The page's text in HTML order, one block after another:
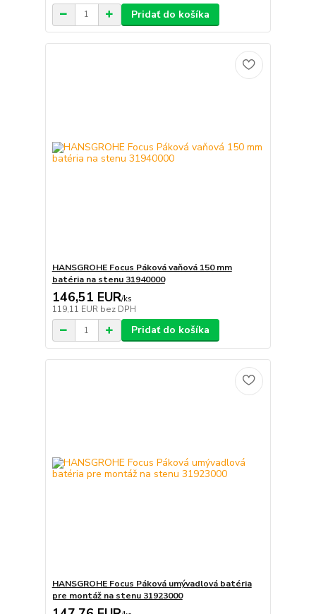
Pridať do košíka
HANSGROHE Focus Páková vaňová 150 mm
batéria na stenu 31940000
146,51 EUR/ks
119,11 EUR bez DPH
Pridať do košíka
HANSGROHE Focus Páková umývadlová batéria
pre montáž na stenu 31923000